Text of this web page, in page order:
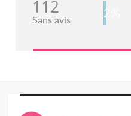
112
Sans avis 2%